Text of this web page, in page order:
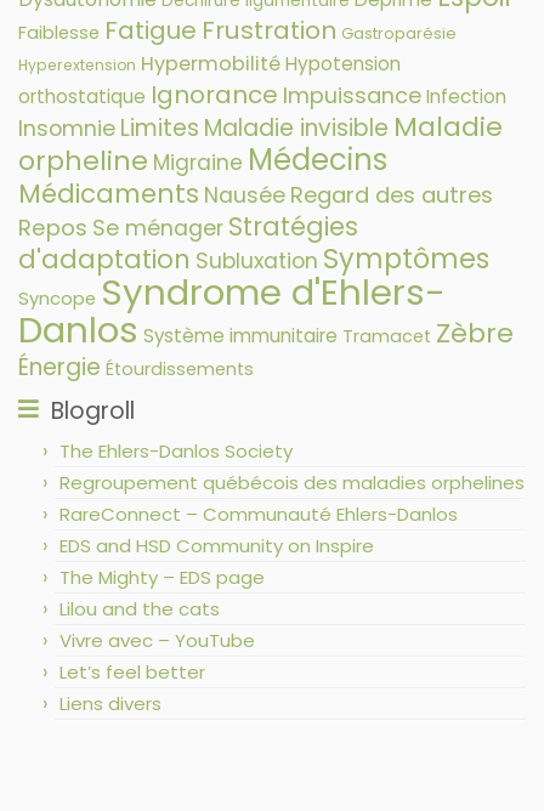
Faiblesse Fatigue Frustration Gastroparésie
Hyperextension HypermobilitéHypotension
orthostatique Ignorance ImpuissanceInfection
Insomnie Limites Maladie invisible Maladie
orpheline Migraine Médecins
Médicaments Nausée Regard des autres
Repos Se ménager Stratégies
d'adaptation Subluxation Symptômes
Syncope Syndrome d'Ehlers-
Danlos Système immunitaire Tramacet Zèbre
Énergie Étourdissements
Blogroll
The Ehlers-Danlos Society
Regroupement québécois des maladies orphelines
RareConnect – Communauté Ehlers-Danlos
EDS and HSD Community on Inspire
The Mighty – EDS page
Lilou and the cats
Vivre avec – YouTube
Let’s feel better
Liens divers